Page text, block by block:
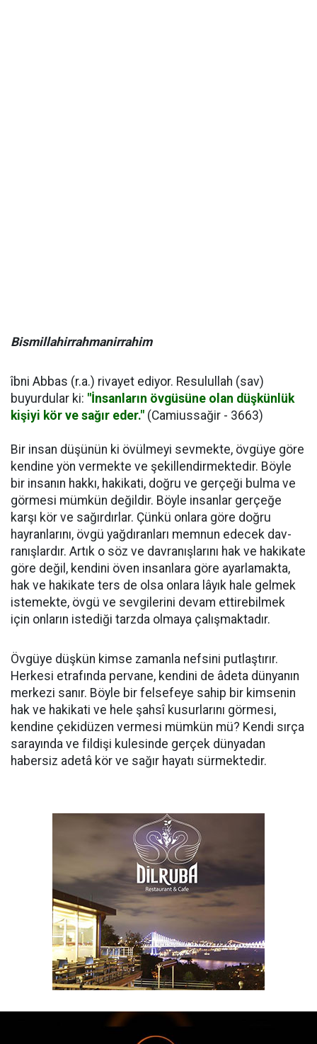
Bismillahirrahmanirrahim
îbni Abbas (r.a.) rivayet ediyor. Resulullah (sav)
buyurdular ki: "İnsanların övgüsüne olan düşkünlük
kişiyi kör ve sağır eder." (Camiussağir - 3663)
Bir insan düşünün ki övülmeyi sevmekte, övgüye göre
kendine yön vermekte ve şekillendirmektedir. Böyle
bir insanın hakkı, hakikati, doğru ve gerçeği bulma ve
görmesi mümkün değildir. Böyle insanlar gerçeğe
karşı kör ve sağırdırlar. Çünkü onlara göre doğru
hayranlarını, övgü yağdıranları memnun edecek dav­
ranışlardır. Artık o söz ve davranışlarını hak ve hakikate
göre değil, kendini öven insanlara göre ayarlamakta,
hak ve hakikate ters de olsa onlara lâyık hale gelmek
istemekte, övgü ve sevgilerini devam ettirebilmek
için onların istediği tarzda olmaya çalışmaktadır.
Övgüye düşkün kimse zamanla nefsini putlaştırır.
Herkesi etrafında perva­ne, kendini de âdeta dünyanın
merkezi sanır. Böyle bir felsefeye sahip bir kim­senin
hak ve hakikati ve hele şahsî kusurlarını görmesi,
kendine çekidüzen ver­mesi mümkün mü? Kendi sırça
sarayında ve fildişi kulesinde gerçek dünyadan
habersiz adetâ kör ve sağır hayatı sürmektedir.